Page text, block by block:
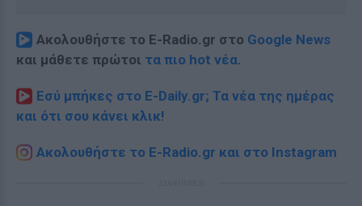
Ακολουθήστε το E-Radio.gr στο Google News
και μάθετε πρώτοι τα πιο hot νέα.
Εσύ μπήκες στο E-Daily.gr; Τα νέα της ημέρας
και ότι σου κάνει κλικ!
Ακολουθήστε το E-Radio.gr και στο Instagram